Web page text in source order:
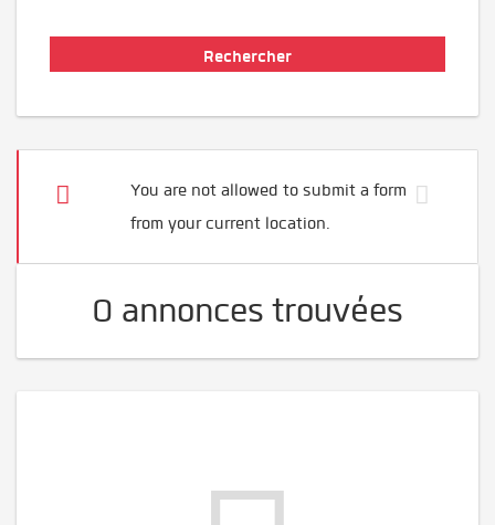
You are not allowed to submit a form
from your current location.
0 annonces trouvées